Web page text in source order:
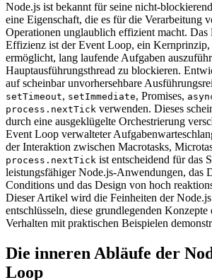
Node.js ist bekannt für seine nicht-
eine Eigenschaft, die es für die Verarbeitung
Operationen unglaublich effizient macht. Das
Effizienz ist der Event Loop, ein Kernprinzip,
ermöglicht, lang laufende Aufgaben
Hauptausführungsthread zu blockieren.
auf scheinbar unvorhersehbare
setTimeout, setImmediate, Promises,
process.nextTick verwenden. Dieses
durch eine ausgeklügelte Orchestrierung
Event Loop verwalteter
der Interaktion zwischen Macrotasks,
process.nextTick ist entscheidend für das
leistungsfähiger Node.js-Anwendungen, das
Conditions und das Design von hoch
Dieser Artikel wird die Feinheiten der
entschlüsseln, diese grundlegenden
Verhalten mit praktischen Beispielen
Die inneren Abläufe der
Loop